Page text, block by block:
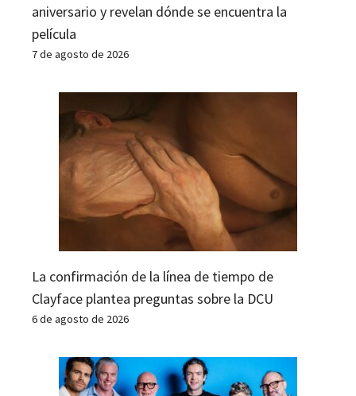
aniversario y revelan dónde se encuentra la
película
7 de agosto de 2026
La confirmación de la línea de tiempo de
Clayface plantea preguntas sobre la DCU
6 de agosto de 2026